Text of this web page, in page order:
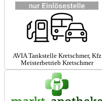
AVIA Tankstelle Kretschmer, Kfz
Meisterbetrieb Kretschmer